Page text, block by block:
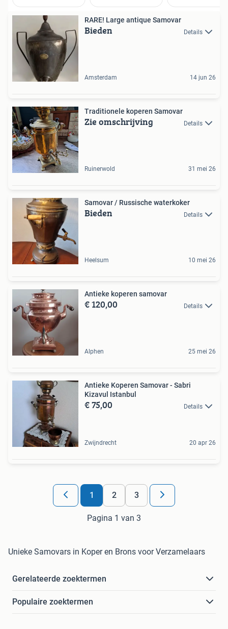
RARE! Large antique Samovar
Bieden Details
Amsterdam 14 jun 26
Traditionele koperen Samovar
Zie omschrijving Details
Ruinerwold 31 mei 26
Samovar / Russische waterkoker
Bieden Details
Heelsum 10 mei 26
Antieke koperen samovar
€ 120,00 Details
Alphen 25 mei 26
Antieke Koperen Samovar - Sabri
Kizavul Istanbul
€ 75,00 Details
Zwijndrecht 20 apr 26
1 2 3
Pagina 1 van 3
Unieke Samovars in Koper en Brons voor Verzamelaars
Gerelateerde zoektermen
Populaire zoektermen